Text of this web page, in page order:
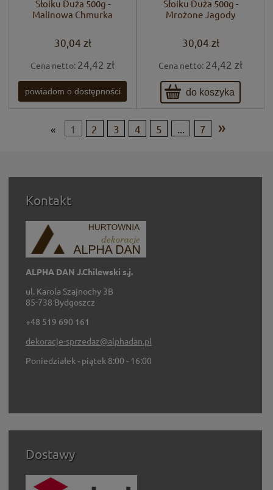
Słoiku Duża 500g -
Malinowa Chmurka
30,04 zł
Cena netto: 24,42 zł
powiadom o dostępności
Słoiku Duża 500g -
Mrożone Jagody
30,04 zł
Cena netto: 24,42 zł
do koszyka
« 1 2 3 4 5 7 »
Kontakt
ALPHA DAN J.Chilewski s.j.
ul. Karola Szajnochy 3B
85-738 Bydgoszcz
+48 519 690 161
dekoracje-sprzedaz@alphadan.pl
Poniedziałek - piątek 8:00 - 16:00
Dostawy